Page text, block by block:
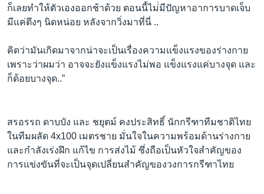
ก็เลยทำให้ตัวเองออกช้าด้วย ตอนนี้ไม่่มีปัญหาอาการบาดเจ็บ
มีแค่ตึงๆ นิดหน่อย หลังจากวิ่งมาที่นี่ ..
คิดว่ามันเกิดมาจากน่าจะเป็นเรื่องความแข็งแรงของร่างกาย
เพราะว่าผมว่า อาจจะยังแข็งแรงไม่พอ แข็งแรงแค่บางจุด และ
ก็ด้อยบางจุด..”
สรอรรถ ดาบบัง และ ชยุตม์ คงประสิทธิ์ นักกรีฑาทีมชาติไทย
ในทีมผลัด 4x100 เมตรชาย มั่นใจในความพร้อมด้านร่างกาย
และกำลังเร่งฝึก แก้ไข การส่งไม้ ซึ่งถือเป็นหัวใจสำคัญของ
การแข่งขันที่จะเป็นจุดเปลี่ยนสำคัญของวงการกรีฑาไทย